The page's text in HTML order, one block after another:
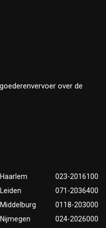
over de
Haarlem
023-2016100
Leiden
071-2036400
Middelburg
0118-203000
Nijmegen
024-2026000